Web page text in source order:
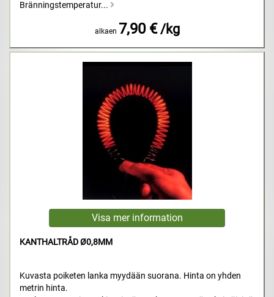
Bränningstemperatur...
alkaen 7,90 € /kg
KANTHALTRÅD Ø0,8MM
Kuvasta poiketen lanka myydään suorana. Hinta on yhden
metrin hinta.